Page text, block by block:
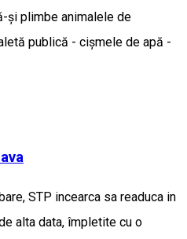
și plimbe animalele de
publică - cișmele de apă -
STP incearca sa readuca in
alta data, împletite cu o